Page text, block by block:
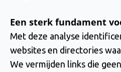
Een sterk fundament
Met deze analyse
websites en directories
We vermijden links die